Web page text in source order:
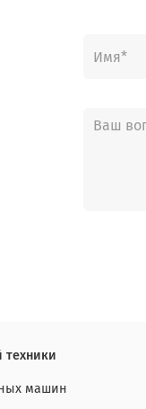
техники
машин